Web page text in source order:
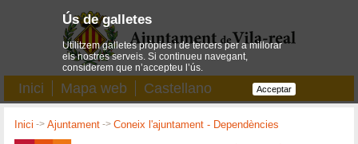
Inici Mapa web Castellano
Inici ->Ajuntament ->Coneix l'ajuntament - Dependències
Ús de galletes
Utilitzem galletes pròpies i de tercers per a millorar
els nostres serveis. Si continueu navegant,
considerem que n’accepteu l’ús.
Acceptar